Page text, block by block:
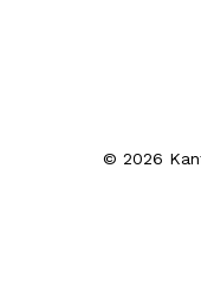
© 2026